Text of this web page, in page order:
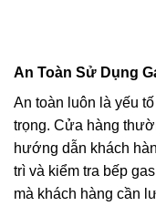
An Toàn Sử Dụng
An toàn luôn là yếu
trọng. Cửa hàng
hướng dẫn khách
trì và kiểm tra bếp
mà khách hàng cần